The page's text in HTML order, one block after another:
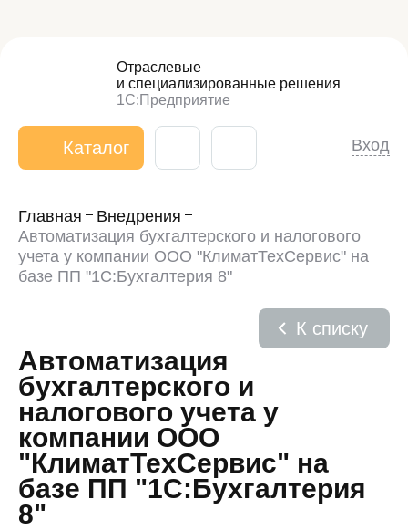
Отраслевые
и специализированные решения
1С:Предприятие
Каталог Вход
Главная
Внедрения
Автоматизация бухгалтерского и налогового
учета у компании ООО "КлиматТехСервис" на
базе ПП "1С:Бухгалтерия 8"
Автоматизация
бухгалтерского и
налогового учета у
компании ООО
"КлиматТехСервис" на
базе ПП "1С:Бухгалтерия
8"
К списку